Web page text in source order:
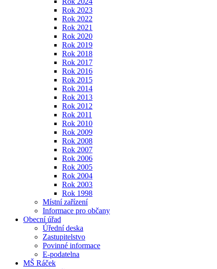
Rok 2023
Rok 2022
Rok 2021
Rok 2020
Rok 2019
Rok 2018
Rok 2017
Rok 2016
Rok 2015
Rok 2014
Rok 2013
Rok 2012
Rok 2011
Rok 2010
Rok 2009
Rok 2008
Rok 2007
Rok 2006
Rok 2005
Rok 2004
Rok 2003
Rok 1998
Místní zařízení
Informace pro občany
Obecní úřad
Úřední deska
Zastupitelstvo
Povinné informace
E-podatelna
MŠ Ráček